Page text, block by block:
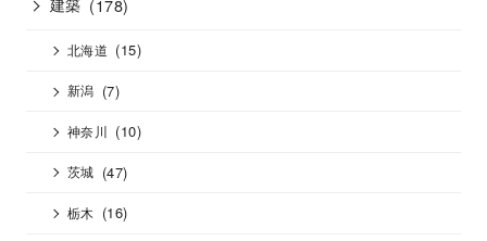
北海道 (15)
新潟 (7)
神奈川 (10)
茨城 (47)
栃木 (16)